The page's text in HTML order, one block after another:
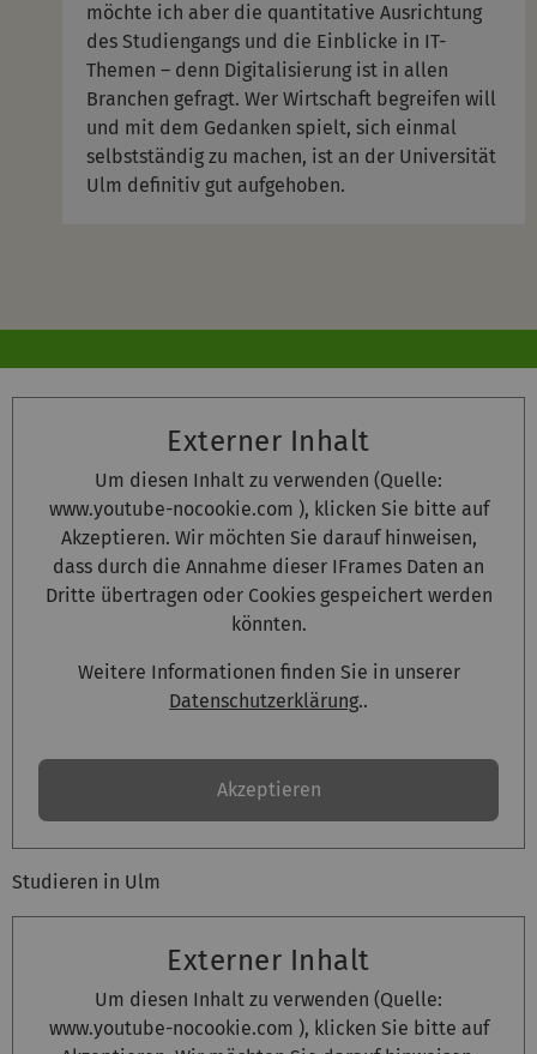
möchte ich aber die quantitative Ausrichtung
des Studiengangs und die Einblicke in IT-
Themen – denn Digitalisierung ist in allen
Branchen gefragt. Wer Wirtschaft begreifen will
und mit dem Gedanken spielt, sich einmal
selbstständig zu machen, ist an der Universität
Ulm definitiv gut aufgehoben.
Externer Inhalt
Um diesen Inhalt zu verwenden (Quelle:
www.youtube-nocookie.com ), klicken Sie bitte auf
Akzeptieren. Wir möchten Sie darauf hinweisen,
dass durch die Annahme dieser IFrames Daten an
Dritte übertragen oder Cookies gespeichert werden
könnten.
Weitere Informationen finden Sie in unserer
Datenschutzerklärung..
Akzeptieren
Studieren in Ulm
Externer Inhalt
Um diesen Inhalt zu verwenden (Quelle:
www.youtube-nocookie.com ), klicken Sie bitte auf